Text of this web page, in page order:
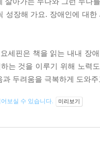
성장해 가요. 장애인에 대
세핀은 책을 읽는 내내 장
는 것을 이루기 위해 노력
과 두려움을 극복하게 도와
보실 수 있습니다. 미리보기